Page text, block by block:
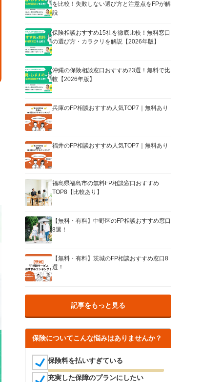
を比較！失敗しない選び方と注意点をFPが解
説
保険相談おすすめ15社を徹底比較！無料窓口
の選び方・カラクリを解説【2026年版】
沖縄の保険相談窓口おすすめ23選！無料で比
較【2026年版】
兵庫のFP相談おすすめ人気TOP7｜無料あり
福井のFP相談おすすめ人気TOP7｜無料あり
福島県福島市の無料FP相談窓口おすすめ
TOP8【比較あり】
【無料・有料】中野区のFP相談おすすめ窓口
8選！
【無料・有料】茨城のFP相談おすすめ窓口8
選！
記事をもっと見る
保険についてこんな悩みはありませんか？
保険料を払いすぎている
充実した保障のプランにしたい